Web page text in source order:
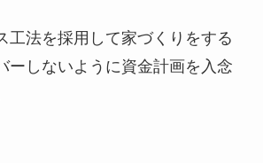
工法を採用して家づくりをする
ーしないように資金計画を入念